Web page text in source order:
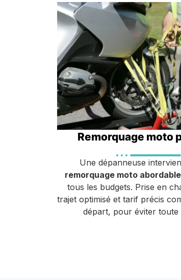
Remorquage moto
Une dépanneuse
remorquage moto abordable
tous les budgets. Prise en
trajet optimisé et tarif précis
départ, pour éviter toute